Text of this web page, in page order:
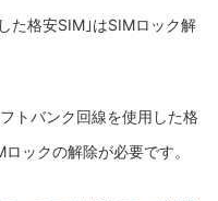
た格安SIM｣はSIMロック解
トバンク回線を使用した格
ックの解除が必要です。